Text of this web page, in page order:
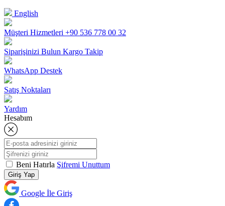
English
Müşteri Hizmetleri +90 536 778 00 32
Siparişinizi Bulun Kargo Takip
WhatsApp Destek
Satış Noktaları
Yardım
Hesabım
Beni Hatırla Şifremi Unuttum
Giriş Yap
Google İle Giriş